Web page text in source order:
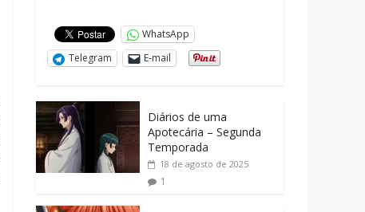
WhatsApp
Telegram
E-mail
Diários de uma
Apotecária – Segunda
Temporada
18 de agosto de 2025
1